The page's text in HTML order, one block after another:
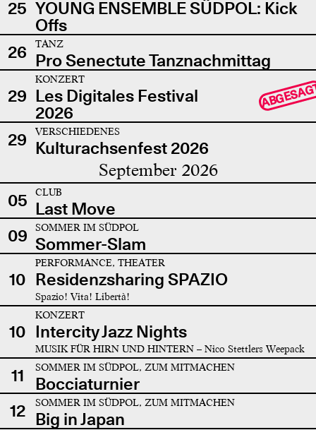
25 YOUNG ENSEMBLE SÜDPOL: Kick
Offs
26
TANZ
Pro Senectute Tanznachmittag
29
KONZERT
Les Digitales Festival
2026
29 VERSCHIEDENES
Kulturachsenfest 2026
September 2026
05 CLUB
Last Move
09
SOMMER IM SÜDPOL
Sommer-Slam
10
PERFORMANCE, THEATER
Residenzsharing SPAZIO
Spazio! Vita! Libertà!
10
KONZERT
Intercity Jazz Nights
MUSIK FÜR HIRN UND HINTERN – Nico Stettlers Weepack
11 SOMMER IM SÜDPOL, ZUM MITMACHEN
Bocciaturnier
12
SOMMER IM SÜDPOL, ZUM MITMACHEN
Big in Japan